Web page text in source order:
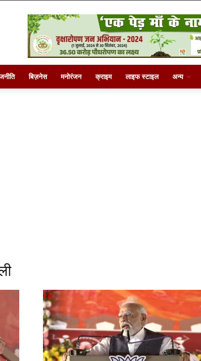
बिज़नेस मनोरंजन क्राइम लाइफ स्टाइल अन्य